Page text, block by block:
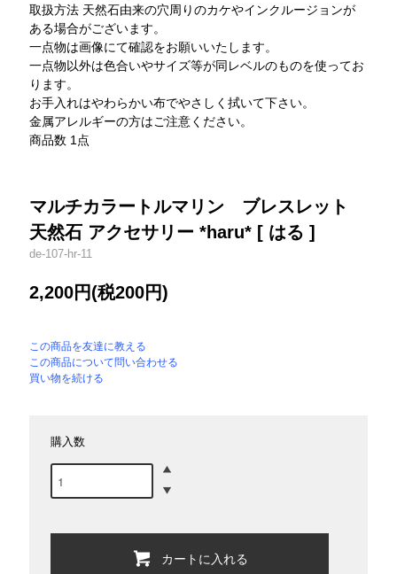
取扱方法 天然石由来の穴周りのカケやインクルージョンが
ある場合がございます。
一点物は画像にて確認をお願いいたします。
一点物以外は色合いやサイズ等が同レベルのものを使ってお
ります。
お手入れはやわらかい布でやさしく拭いて下さい。
金属アレルギーの方はご注意ください。
商品数 1点
マルチカラートルマリン ブレスレット
天然石 アクセサリー *haru* [ はる ]
de-107-hr-11
2,200円(税200円)
この商品を友達に教える
この商品について問い合わせる
買い物を続ける
購入数
カートに入れる